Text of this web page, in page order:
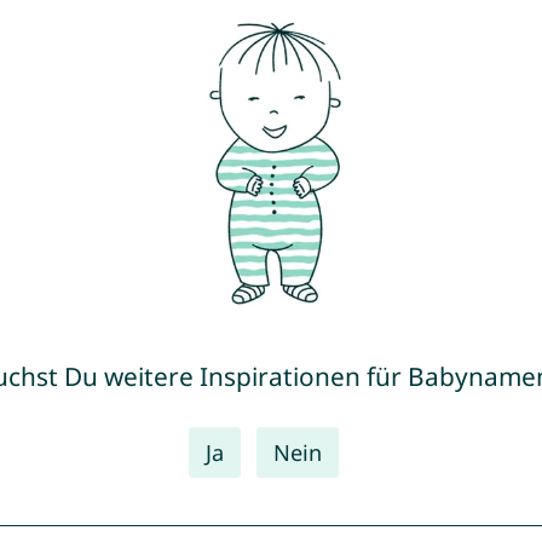
Du weitere Inspirationen für
Ja Nein